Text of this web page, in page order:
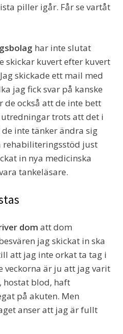
piller igår. Får se vartåt
har inte slutat
skickar kuvert efter kuvert
skickade ett mail med
jag fick svar på kanske
de också att de inte bett
trots att det i
inte tänker ändra sig
rehabiliteringsstöd just
in nya medicinska
tankeläsare.
dom att dom
jag skickat in ska
att jag inte orkat ta tag i
veckorna är ju att jag varit
hostat blod, haft
på akuten. Men
anser att jag är fullt